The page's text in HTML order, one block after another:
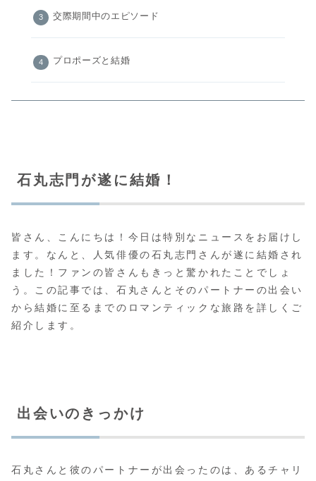
交際期間中のエピソード
プロポーズと結婚
石丸志門が遂に結婚！
皆さん、こんにちは！今日は特別なニュースをお届けし
ます。なんと、人気俳優の石丸志門さんが遂に結婚され
ました！ファンの皆さんもきっと驚かれたことでしょ
う。この記事では、石丸さんとそのパートナーの出会い
から結婚に至るまでのロマンティックな旅路を詳しくご
紹介します。
出会いのきっかけ
石丸さんと彼のパートナーが出会ったのは、あるチャリ